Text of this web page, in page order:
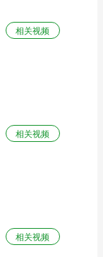
相关视频
相关视频
相关视频